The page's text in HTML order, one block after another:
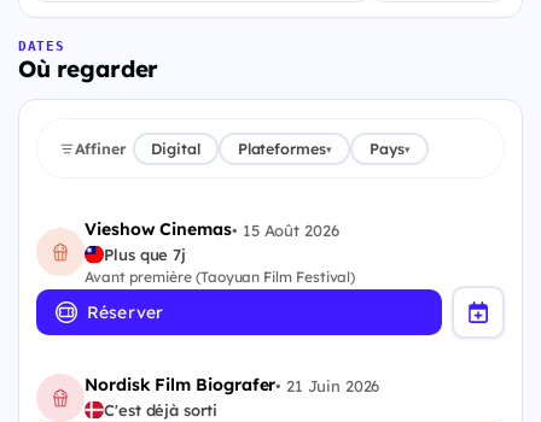
DATES
Où regarder
Affiner Digital Plateformes▾ Pays▾
Vieshow Cinemas• 15 Août 2026
Plus que 7j
Avant première (Taoyuan Film Festival)
Réserver
Nordisk Film Biografer• 21 Juin 2026
C'est déjà sorti